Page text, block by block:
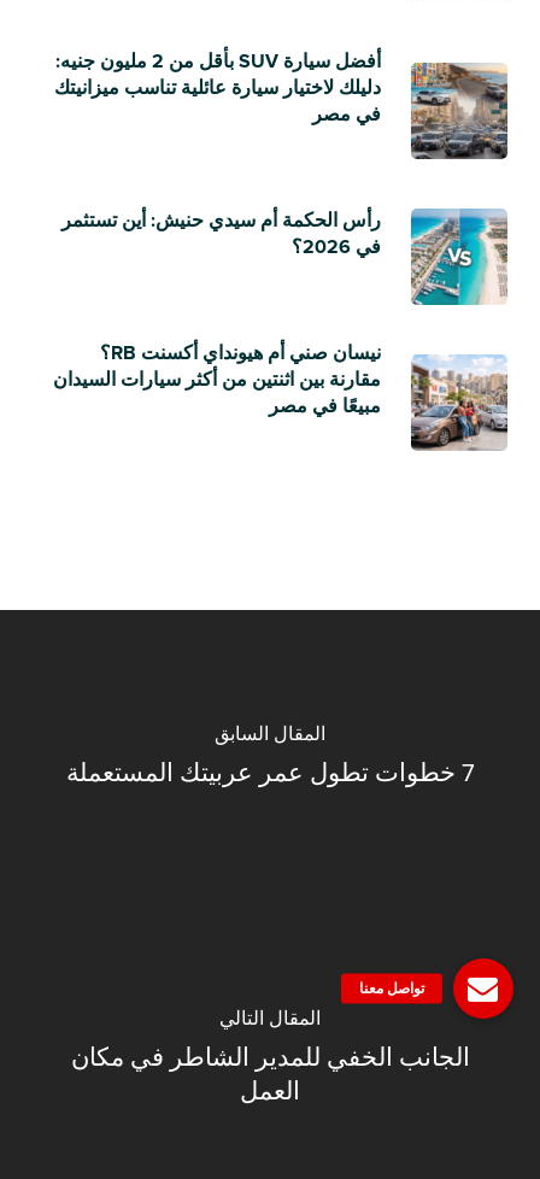
أفضل سيارة SUV بأقل من 2 مليون جنيه:
دليلك لاختيار سيارة عائلية تناسب ميزانيتك
في مصر
رأس الحكمة أم سيدي حنيش: أين تستثمر
في 2026؟
نيسان صني أم هيونداي أكسنت RB؟
مقارنة بين اثنتين من أكثر سيارات السيدان
مبيعًا في مصر
المقال السابق
7 خطوات تطول عمر عربيتك المستعملة
المقال التالي
الجانب الخفي للمدير الشاطر في مكان
العمل